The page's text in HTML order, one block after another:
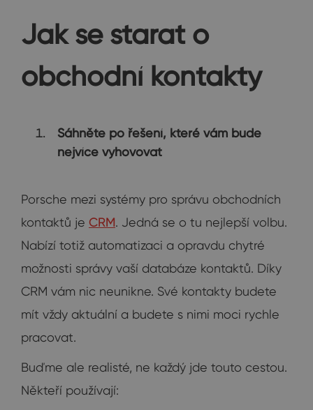
Jak se starat o
obchodní kontakty
Sáhněte po řešení, které vám bude
nejvíce vyhovovat
Porsche mezi systémy pro správu obchodních
kontaktů je CRM. Jedná se o tu nejlepší volbu.
Nabízí totiž automatizaci a opravdu chytré
možnosti správy vaší databáze kontaktů. Díky
CRM vám nic neunikne. Své kontakty budete
mít vždy aktuální a budete s nimi moci rychle
pracovat.
Buďme ale realisté, ne každý jde touto cestou.
Někteří používají: